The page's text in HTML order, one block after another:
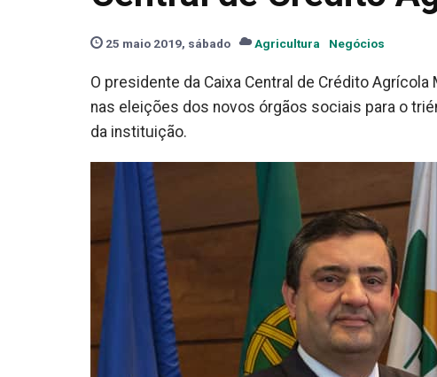
25 maio 2019, sábado Agricultura Negócios
O presidente da Caixa Central de Crédito
nas eleições dos novos órgãos sociais para o
da instituição.